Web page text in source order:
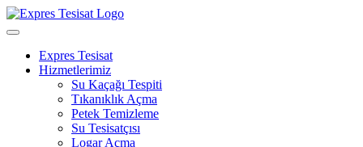
Skip
to
Open
Expres Tesisat
Hizmetlerimiz
Su Kaçağı Tespiti
Tıkanıklık Açma
Petek Temizleme
Su Tesisatçısı
Logar Açma